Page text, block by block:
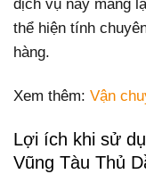
dịch vụ này mang
thể hiện tính
hàng.
Xem thêm: Vận
Lợi ích khi sử
Vũng Tàu Thủ